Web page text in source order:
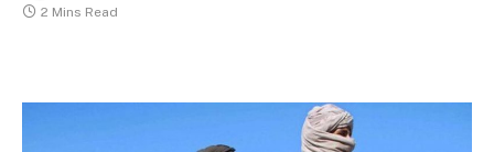
2 Mins Read